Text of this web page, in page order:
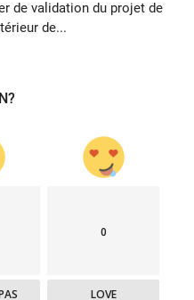
de validation du projet de
de...
0
LOVE